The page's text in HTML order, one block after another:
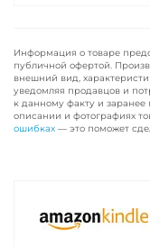
Информация о товаре
публичной офертой.
внешний вид,
уведомляя продавцов и
к данному факту и
описании и фотографиях
ошибках — это поможет